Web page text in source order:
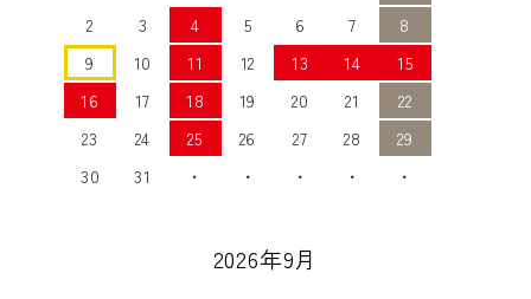
2
3 4 5 6 7
8
9
10 11 12 13 14
15
16
17 18 19 20 21
22
23
24 25 26 27 28
29
30
31 ・ ・ ・ ・ ・
2026年9月